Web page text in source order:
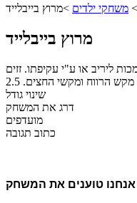
> משחקי ילדים >מרוץ בייבלייד
מרוץ בייבלייד
ליריב או ע"י עקיפתו. זזים
הרווח ומקשי החצים. 2.5
שינוי גודל
דרג את המשחק
מועדפים
כתוב תגובה
אנחנו טוענים את המשחק